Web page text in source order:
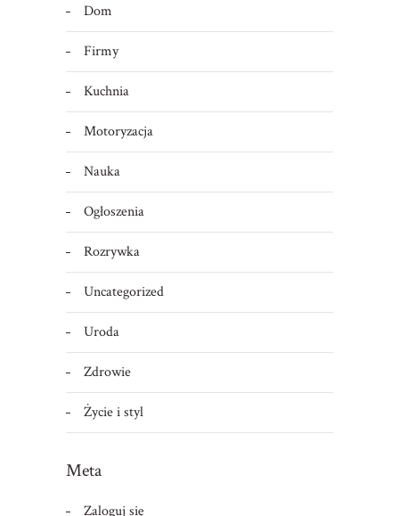
Dom
Firmy
Kuchnia
Motoryzacja
Nauka
Ogłoszenia
Rozrywka
Uncategorized
Uroda
Zdrowie
Życie i styl
Meta
Zaloguj się